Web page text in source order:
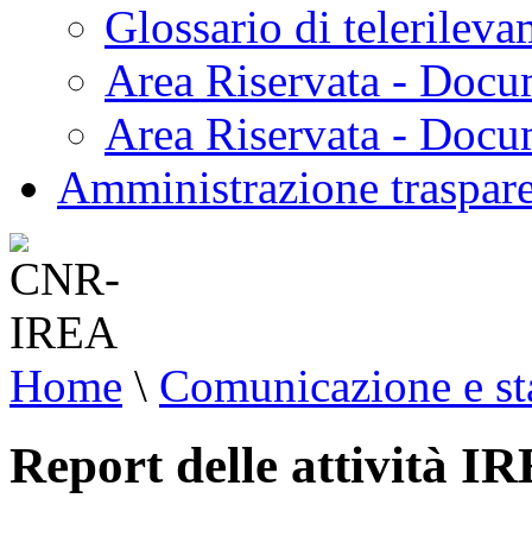
Glossario di
Area Riservata -
Area Riservata -
Amministrazione
Home \ Comunicazione e
Report delle attività